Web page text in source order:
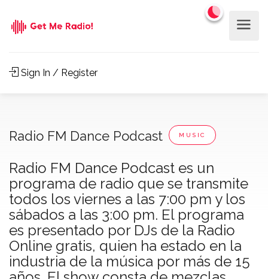
Sign In / Register
Radio FM Dance Podcast MUSIC
Radio FM Dance Podcast es un
programa de radio que se transmite
todos los viernes a las 7:00 pm y los
sábados a las 3:00 pm. El programa
es presentado por DJs de la Radio
Online gratis, quien ha estado en la
industria de la música por más de 15